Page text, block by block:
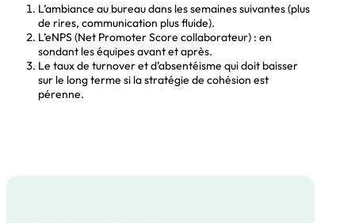
L’ambiance au bureau dans les semaines suivantes (plus
de rires, communication plus fluide).
L’eNPS (Net Promoter Score collaborateur) : en
sondant les équipes avant et après.
Le taux de turnover et d’absentéisme qui doit baisser
sur le long terme si la stratégie de cohésion est
pérenne.